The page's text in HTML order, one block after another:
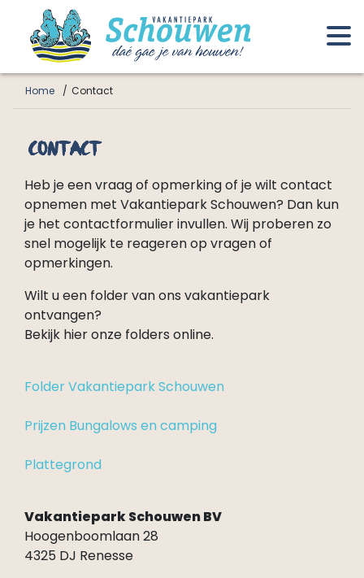
Home Contact
Contact
Heb je een vraag of opmerking of je wilt contact
opnemen met Vakantiepark Schouwen? Dan kun
je het contactformulier invullen. Wij proberen zo
snel mogelijk te reageren op vragen of
opmerkingen.
Wilt u een folder van ons vakantiepark
ontvangen?
Bekijk hier onze folders online.
Folder Vakantiepark Schouwen
Prijzen Bungalows en camping
Plattegrond
Vakantiepark Schouwen BV
Hoogenboomlaan 28
4325 DJ Renesse